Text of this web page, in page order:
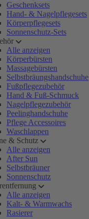
Geschenksets
Hand- & Nagelpflegesets
Körperpflegesets
Sonnenschutz-Sets
Alle anzeigen
Körperbürsten
Massagebürsten
Selbstbräungshandschuhe
Fußpflegezubehör
Hand & Fuß-Schmuck
Nagelpflegezubehör
Peelinghandschuhe
Pflege Accessoires
Waschlappen
& Schutz
Alle anzeigen
After Sun
Selbstbräuner
Sonnenschutz
Alle anzeigen
Kalt- & Warmwachs
Rasierer